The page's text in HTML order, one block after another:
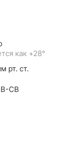
как +28°
рт. ст.
В-СВ